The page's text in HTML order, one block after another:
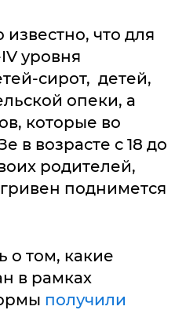
известно, что для
уровня
сирот, детей,
опеки, а
которые во
в возрасте с 18 до
родителей,
поднимется
о том, какие
в рамках
получили